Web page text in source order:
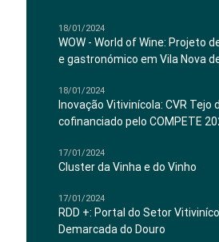
18/01/2024
WOW - World of Wine: Projeto
e gastronómico em Vila Nova
18/01/2024
Inovação Vitivinícola: CVR Tejo
cofinanciado pelo COMPETE
17/01/2024
Cluster da Vinha e do Vinho
17/01/2024
RDD +: Portal do Setor
Demarcada do Douro